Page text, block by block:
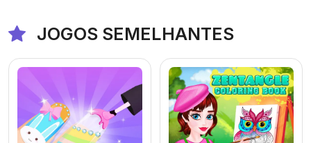
JOGOS SEMELHANTES